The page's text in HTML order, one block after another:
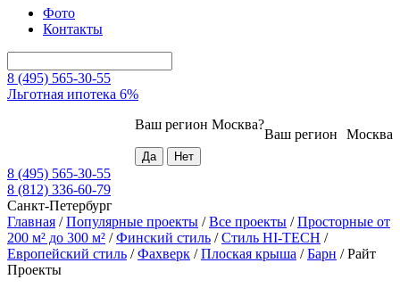
Фото
Контакты
8 (495) 565-30-55
Льготная ипотека 6%
Москва
Ваш регион
Ваш регион Москва?
8 (495) 565-30-55
8 (812) 336-60-79
Санкт-Петербург
Главная /Популярные проекты /Все проекты /Просторные от
200 м² до 300 м² /Финский стиль /Стиль HI-TECH /
Европейский стиль /Фахверк /Плоская крыша /Барн /Райт
Проекты